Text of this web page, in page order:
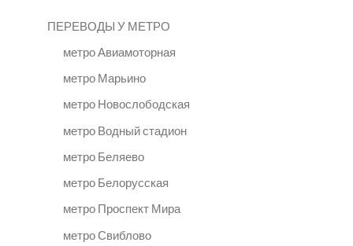
ПЕРЕВОДЫ У МЕТРО
метро Авиамоторная
метро Марьино
метро Новослободская
метро Водный стадион
метро Беляево
метро Белорусская
метро Проспект Мира
метро Свиблово